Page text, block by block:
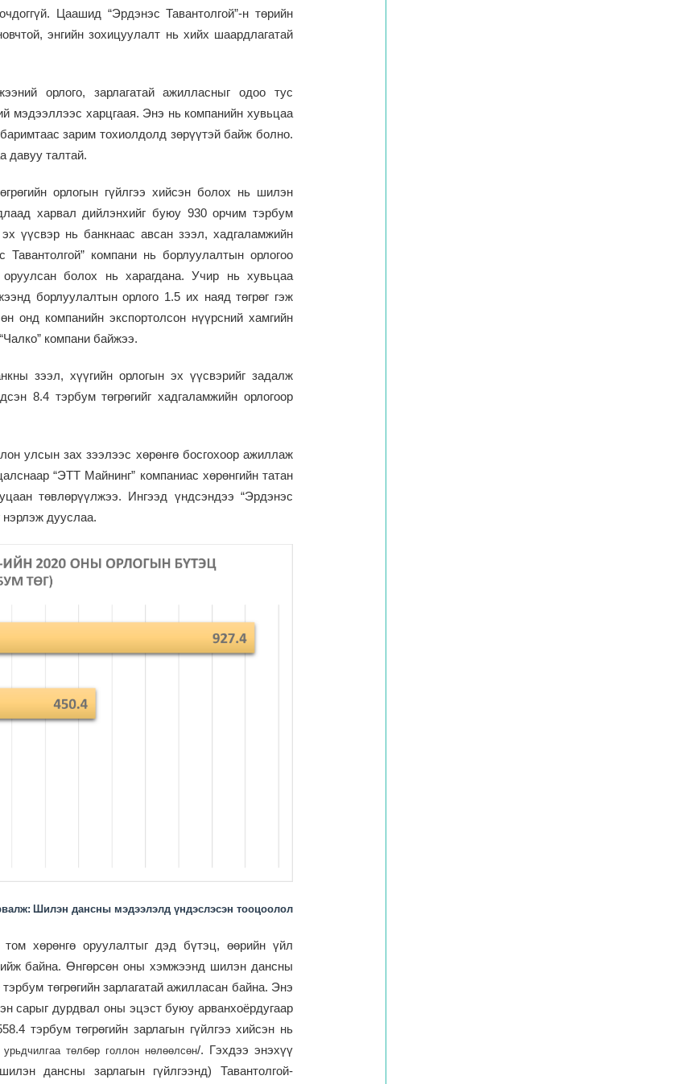
Цаашид “Эрдэнэс Тавантолгой”-н төрийн
энгийн зохицуулалт нь хийх шаардлагатай
орлого, зарлагатай ажилласныг одоо тус
мэдээллээс харцгаая. Энэ нь компанийн хувьцаа
зарим тохиолдолд зөрүүтэй байж болно.
давуу талтай.
орлогын гүйлгээ хийсэн болох нь шилэн
харвал дийлэнхийг буюу 930 орчим тэрбум
эх үүсвэр нь банкнаас авсан зээл, хадгаламжийн
компани нь борлуулалтын орлогоо
болох нь харагдана. Учир нь хувьцаа
борлуулалтын орлого 1.5 их наяд төгрөг гэж
онд компанийн экспортолсон нүүрсний хамгийн
компани байжээ.
зээл, хүүгийн орлогын эх үүсвэрийг задалж
8.4 тэрбум төгрөгийг хадгаламжийн орлогоор
улсын зах зээлээс хөрөнгө босгохоор ажиллаж
“ЭТТ Майнинг” компаниас хөрөнгийн татан
төвлөрүүлжээ. Ингээд үндсэндээ “Эрдэнэс
нэрлэж дууслаа.
Шилэн дансны мэдээлэлд үндэслэсэн тооцоолол
хөрөнгө оруулалтыг дэд бүтэц, өөрийн үйл
байна. Өнгөрсөн оны хэмжээнд шилэн дансны
төгрөгийн зарлагатай ажилласан байна. Энэ
сарыг дурдвал оны эцэст буюу арванхоёрдугаар
тэрбум төгрөгийн зарлагын гүйлгээ хийсэн нь
төлбөр голлон нөлөөлсөн/. Гэхдээ энэхүү
дансны зарлагын гүйлгээнд) Тавантолгой-